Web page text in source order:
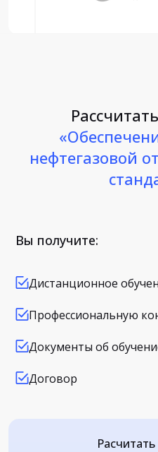
нефтегазовой
Вы получите:
Дистанционное
Профессиональную
Документы об
Договор